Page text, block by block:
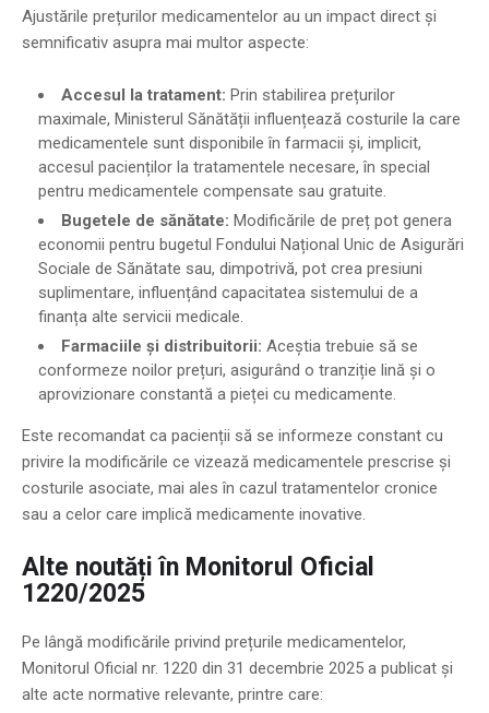
Ajustările prețurilor medicamentelor au un impact direct și
semnificativ asupra mai multor aspecte:
Accesul la tratament: Prin stabilirea prețurilor
maximale, Ministerul Sănătății influențează costurile la care
medicamentele sunt disponibile în farmacii și, implicit,
accesul pacienților la tratamentele necesare, în special
pentru medicamentele compensate sau gratuite.
Bugetele de sănătate: Modificările de preț pot genera
economii pentru bugetul Fondului Național Unic de Asigurări
Sociale de Sănătate sau, dimpotrivă, pot crea presiuni
suplimentare, influențând capacitatea sistemului de a
finanța alte servicii medicale.
Farmaciile și distribuitorii: Aceștia trebuie să se
conformeze noilor prețuri, asigurând o tranziție lină și o
aprovizionare constantă a pieței cu medicamente.
Este recomandat ca pacienții să se informeze constant cu
privire la modificările ce vizează medicamentele prescrise și
costurile asociate, mai ales în cazul tratamentelor cronice
sau a celor care implică medicamente inovative.
Alte noutăți în Monitorul Oficial
1220/2025
Pe lângă modificările privind prețurile medicamentelor,
Monitorul Oficial nr. 1220 din 31 decembrie 2025 a publicat și
alte acte normative relevante, printre care: